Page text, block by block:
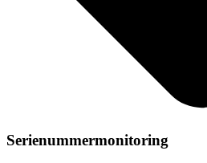
Serienummermonitoring